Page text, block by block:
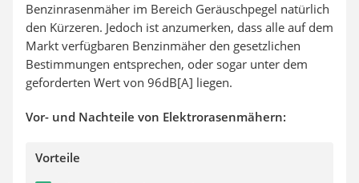
Benzinrasenmäher im Bereich Geräuschpegel natürlich
den Kürzeren. Jedoch ist anzumerken, dass alle auf dem
Markt verfügbaren Benzinmäher den gesetzlichen
Bestimmungen entsprechen, oder sogar unter dem
geforderten Wert von 96dB[A] liegen.
Vor- und Nachteile von Elektrorasenmähern:
Vorteile